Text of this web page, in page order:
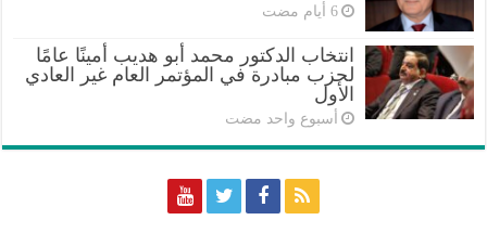
‏6 أيام مضت
انتخاب الدكتور محمد أبو هديب أمينًا عامًا
لحزب مبادرة في المؤتمر العام غير العادي
الأول
‏أسبوع واحد مضت